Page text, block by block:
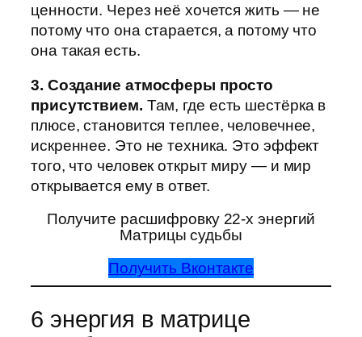
ценности. Через неё хочется жить — не
потому что она старается, а потому что
она такая есть.
3. Создание атмосферы просто
присутствием. Там, где есть шестёрка в
плюсе, становится теплее, человечнее,
искреннее. Это не техника. Это эффект
того, что человек открыт миру — и мир
открывается ему в ответ.
Получите расшифровку 22-х энергий
Матрицы судьбы
Получить Вконтакте
6 энергия в матрице